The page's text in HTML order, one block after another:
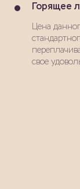
Горящее
Цена
свое